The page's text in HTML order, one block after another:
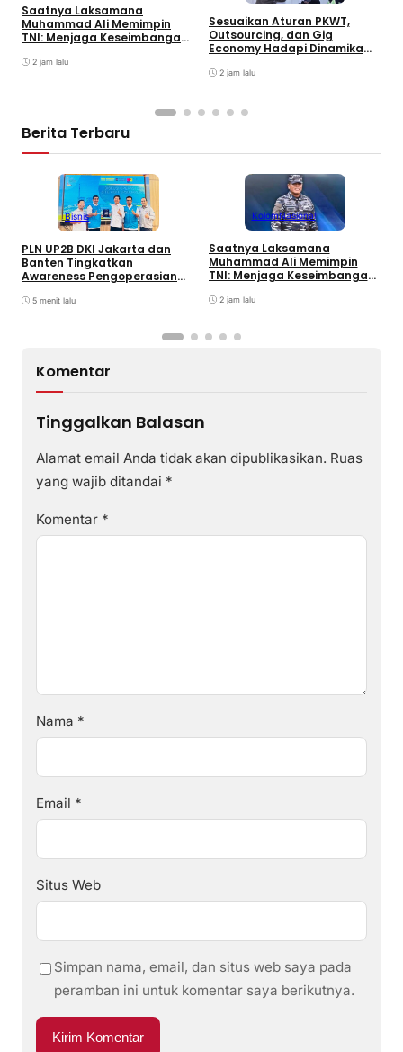
Saatnya Laksamana
Muhammad Ali Memimpin
TNI: Menjaga Keseimbangan
Antarmatra
2 jam lalu
Sesuaikan Aturan PKWT,
Outsourcing, dan Gig
Economy Hadapi Dinamika
2 jam lalu
Berita Terbaru
Bisnis
PLN UP2B DKI Jakarta dan
Banten Tingkatkan
Awareness Pengoperasian
Keandalan Pasokan Listrik
5 menit lalu
KolomNasional
Saatnya Laksamana
Muhammad Ali Memimpin
TNI: Menjaga Keseimbangan
Antarmatra
2 jam lalu
Komentar
Tinggalkan Balasan
Alamat email Anda tidak akan dipublikasikan. Ruas
yang wajib ditandai *
Komentar *
Nama *
Email *
Situs Web
Simpan nama, email, dan situs web saya pada
peramban ini untuk komentar saya berikutnya.